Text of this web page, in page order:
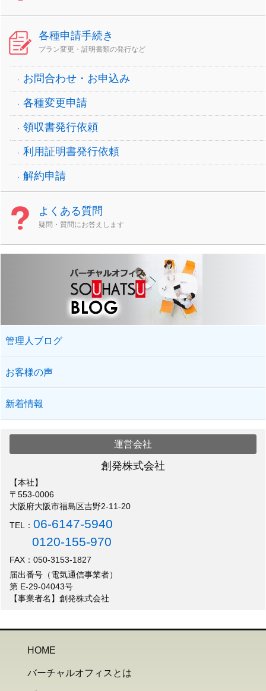
各種申請手続き
プラン変更・証明書類の発行など
お問合わせ・お申込み
各種変更申請
領収書発行依頼
利用証明書発行依頼
解約申請
よくある質問
疑問・質問にお答えします
管理人ブログ
お客様の声
新着情報
運営会社
創発株式会社
【本社】
〒553-0006
大阪府大阪市福島区吉野2-11-20
TEL：06-6147-5940
0120-155-970
FAX：050-3153-1827
届出番号（電気通信事業者）
第 E-29-04043号
【事業者名】創発株式会社
HOME
バーチャルオフィスとは